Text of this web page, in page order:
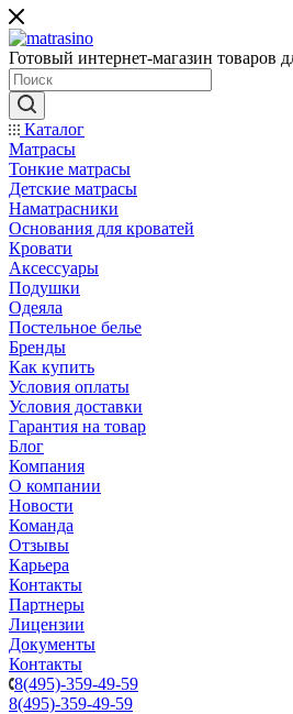
Готовый интернет-магазин товаров
Каталог
Матрасы
Тонкие матрасы
Детские матрасы
Наматрасники
Основания для кроватей
Кровати
Аксессуары
Подушки
Одеяла
Постельное белье
Бренды
Как купить
Условия оплаты
Условия доставки
Гарантия на товар
Блог
Компания
О компании
Новости
Команда
Отзывы
Карьера
Контакты
Партнеры
Лицензии
Документы
Контакты
8(495)-359-49-59
8(495)-359-49-59